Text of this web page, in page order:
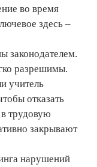
во время
здесь –
законодателем.
разрешимы.
учитель
отказать
трудовую
закрывают
нарушений